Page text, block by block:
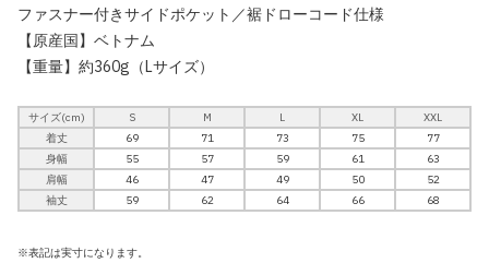
ファスナー付きサイドポケット／裾ドローコード仕様
【原産国】ベトナム
【重量】約360g（Lサイズ）
サイズ(cm) S M L XL
XXL
着丈
69 71 73 75
77
身幅
55 57 59 61
63
肩幅
46 47 49 50
52
袖丈
59 62 64 66 68
※表記は実寸になります。